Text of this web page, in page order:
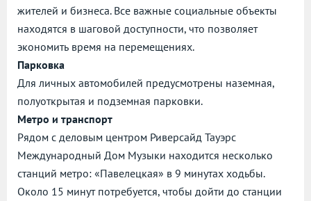
жителей и бизнеса. Все важные социальные объекты
находятся в шаговой доступности, что позволяет
экономить время на перемещениях.
Парковка
Для личных автомобилей предусмотрены наземная,
полуоткрытая и подземная парковки.
Метро и транспорт
Рядом с деловым центром Риверсайд Тауэрс
Международный Дом Музыки находится несколько
станций метро: «Павелецкая» в 9 минутах ходьбы.
Около 15 минут потребуется, чтобы дойти до станции